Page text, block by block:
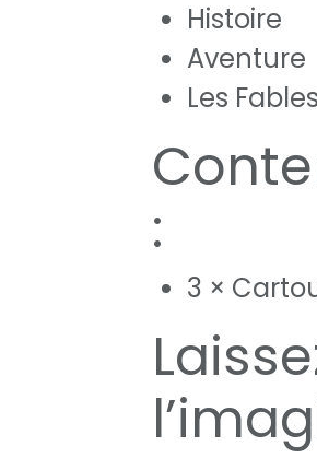
Histoire
Aventure
Les
:
3 ×